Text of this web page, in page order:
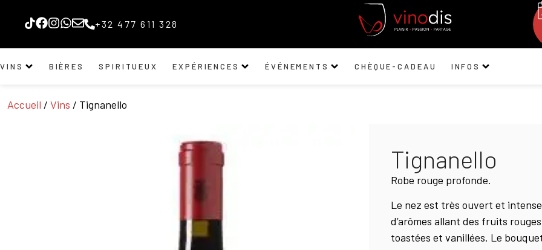
+32 477 611 328
VINS BIÈRES SPIRITUEUX EXPÉRIENCES ÉVÉNEMENTS CHÈQUE-CADEAU INFOS
Accueil / Vins / Tignanello
Tignanello
Robe rouge profonde.
Le nez est très ouvert et
d’arômes allant des fruits
toastées et vanillées. Le